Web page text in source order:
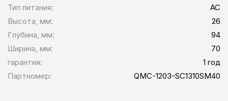
Тип питания:
AC
Высота, мм:
26
Глубина, мм:
94
Ширина, мм:
70
гарантия:
1 год
Партномер:
QMC-1203-SC1310SM40